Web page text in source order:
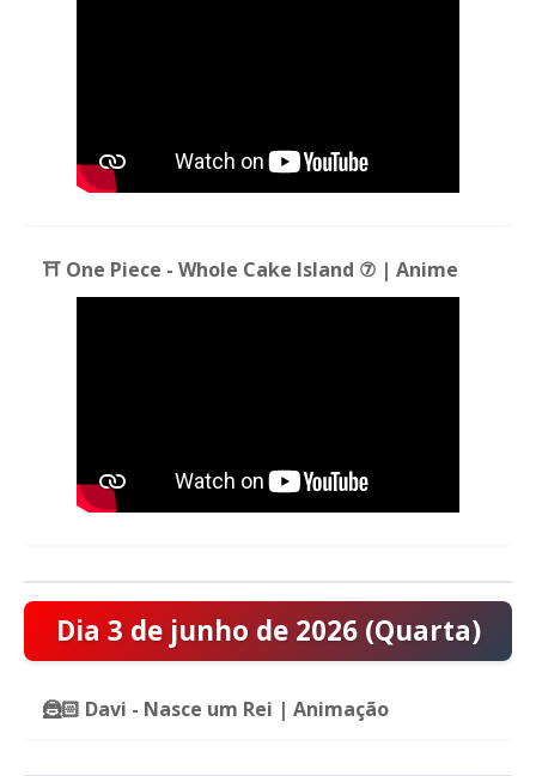
⛩️ One Piece - Whole Cake Island ⑦ | Anime
Dia 3 de junho de 2026 (Quarta)
🦹🏻 Davi - Nasce um Rei | Animação